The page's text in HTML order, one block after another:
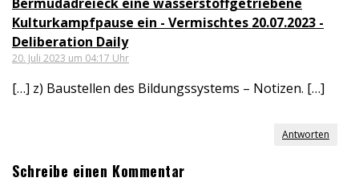
Kulturkampfpause ein - Vermischtes 20.07.2023 -
Deliberation Daily
20. Juli 2023 um 04:17 Uhr
[…] z) Baustellen des Bildungssystems – Notizen. […]
Antworten
Schreibe einen Kommentar